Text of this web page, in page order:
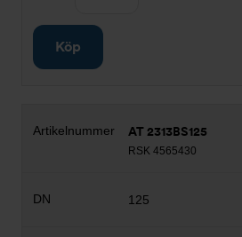
Köp
AT 2313BS125
RSK 4565430
125